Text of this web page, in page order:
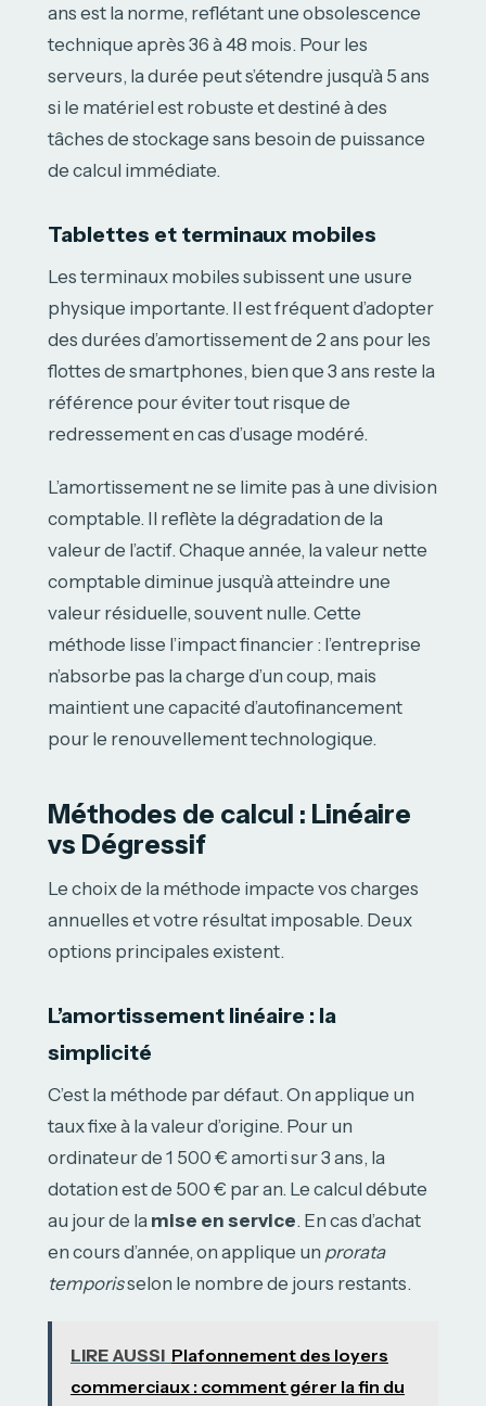
ans est la norme, reflétant une obsolescence
technique après 36 à 48 mois. Pour les
serveurs, la durée peut s’étendre jusqu’à 5 ans
si le matériel est robuste et destiné à des
tâches de stockage sans besoin de puissance
de calcul immédiate.
Tablettes et terminaux mobiles
Les terminaux mobiles subissent une usure
physique importante. Il est fréquent d’adopter
des durées d’amortissement de 2 ans pour les
flottes de smartphones, bien que 3 ans reste la
référence pour éviter tout risque de
redressement en cas d’usage modéré.
L’amortissement ne se limite pas à une division
comptable. Il reflète la dégradation de la
valeur de l’actif. Chaque année, la valeur nette
comptable diminue jusqu’à atteindre une
valeur résiduelle, souvent nulle. Cette
méthode lisse l’impact financier : l’entreprise
n’absorbe pas la charge d’un coup, mais
maintient une capacité d’autofinancement
pour le renouvellement technologique.
Méthodes de calcul : Linéaire
vs Dégressif
Le choix de la méthode impacte vos charges
annuelles et votre résultat imposable. Deux
options principales existent.
L’amortissement linéaire : la
simplicité
C’est la méthode par défaut. On applique un
taux fixe à la valeur d’origine. Pour un
ordinateur de 1 500 € amorti sur 3 ans, la
dotation est de 500 € par an. Le calcul débute
au jour de la mise en service. En cas d’achat
en cours d’année, on applique un prorata
temporisselon le nombre de jours restants.
LIRE AUSSI Plafonnement des loyers
commerciaux : comment gérer la fin du